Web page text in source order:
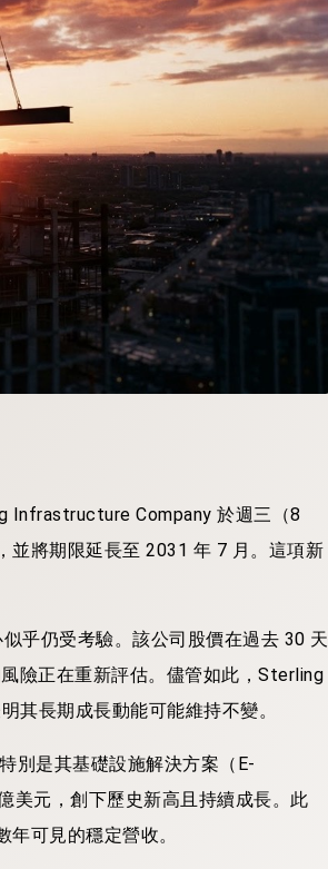
Infrastructure Company 於週三（8
並將期限延長至 2031 年 7 月。這項新
乎仍受考驗。該公司股價在過去 30 天
險正在重新評估。儘管如此，Sterling
其長期成長動能可能維持不變。
別是其基礎設施解決方案（E-
美元，創下歷史新高且持續成長。此
可見的穩定營收。